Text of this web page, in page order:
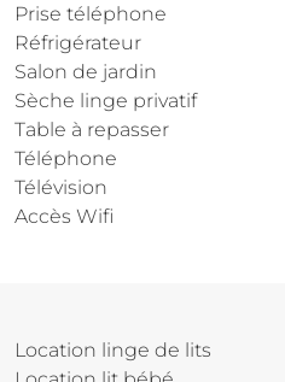
Prise téléphone
Réfrigérateur
Salon de jardin
Sèche linge privatif
Table à repasser
Téléphone
Télévision
Accès Wifi
Location linge de lits